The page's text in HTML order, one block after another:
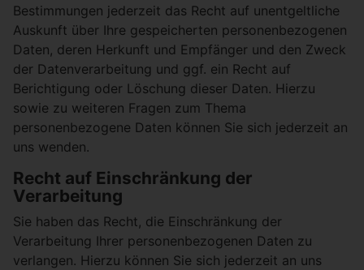
Bestimmungen jederzeit das Recht auf unentgeltliche
Auskunft über Ihre gespeicherten personenbezogenen
Daten, deren Herkunft und Empfänger und den Zweck
der Datenverarbeitung und ggf. ein Recht auf
Berichtigung oder Löschung dieser Daten. Hierzu
sowie zu weiteren Fragen zum Thema
personenbezogene Daten können Sie sich jederzeit an
uns wenden.
Recht auf Einschränkung der
Verarbeitung
Sie haben das Recht, die Einschränkung der
Verarbeitung Ihrer personenbezogenen Daten zu
verlangen. Hierzu können Sie sich jederzeit an uns